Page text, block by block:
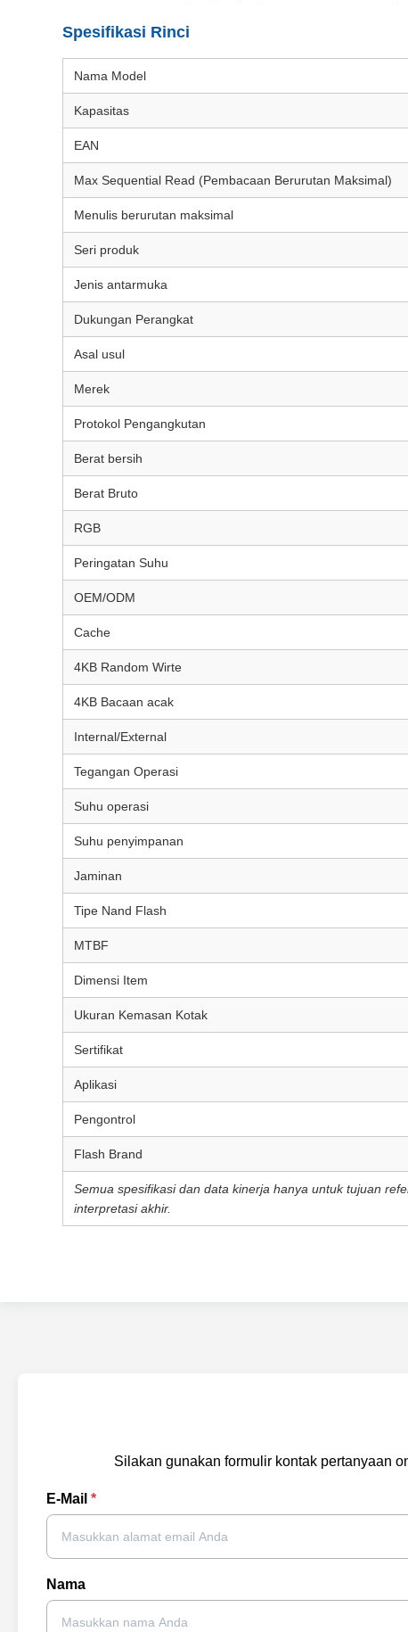
Spesifikasi Rinci
Nama Model
Kapasitas
EAN
Max Sequential Read (Pembacaan Berurutan Maksimal)
Menulis berurutan maksimal
Seri produk
Jenis antarmuka
Dukungan Perangkat
Asal usul
Merek
Protokol Pengangkutan
Berat bersih
Berat Bruto
RGB
Peringatan Suhu
OEM/ODM
Cache
4KB Random Wirte
4KB Bacaan acak
Internal/External
Tegangan Operasi
Suhu operasi
Suhu penyimpanan
Jaminan
Tipe Nand Flash
MTBF
Dimensi Item
Ukuran Kemasan Kotak
Sertifikat
Aplikasi
Pengontrol
Flash Brand
Semua spesifikasi dan data kinerja hanya untuk tujuan
interpretasi akhir.
Silakan gunakan formulir kontak pertanyaan
E-Mail *
Nama